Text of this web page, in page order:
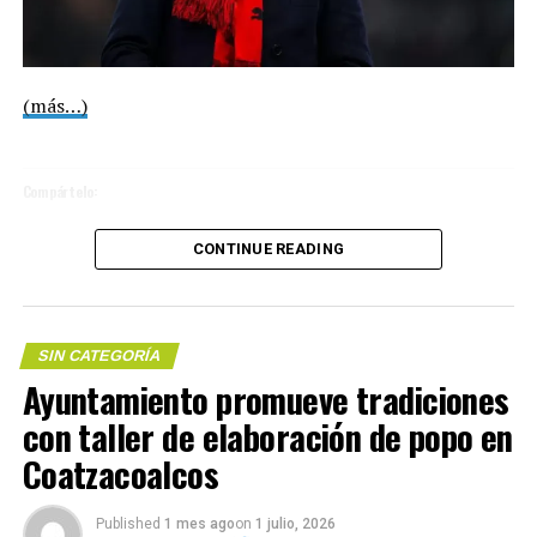
Compártelo:
(más…)
Me gusta esto:
COMPARTE ESTA INFORMACIÓN
CONTINUE READING
SIN CATEGORÍA
Ayuntamiento promueve tradiciones
con taller de elaboración de popo en
Coatzacoalcos
Published 1 mes agoon 1 julio, 2026